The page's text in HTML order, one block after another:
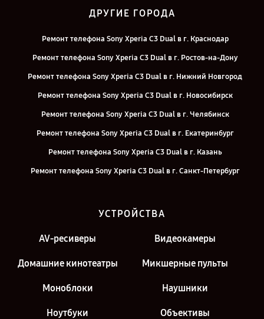
ДРУГИЕ ГОРОДА
Ремонт телефона Sony Xperia C3 Dual в г. Краснодар
Ремонт телефона Sony Xperia C3 Dual в г. Ростов-на-Дону
Ремонт телефона Sony Xperia C3 Dual в г. Нижний Новгород
Ремонт телефона Sony Xperia C3 Dual в г. Новосибирск
Ремонт телефона Sony Xperia C3 Dual в г. Челябинск
Ремонт телефона Sony Xperia C3 Dual в г. Екатеринбург
Ремонт телефона Sony Xperia C3 Dual в г. Казань
Ремонт телефона Sony Xperia C3 Dual в г. Санкт-Петербург
УСТРОЙСТВА
AV-ресиверы Видеокамеры
Домашние кинотеатры Микшерные пульты
Моноблоки Наушники
Ноутбуки Объективы